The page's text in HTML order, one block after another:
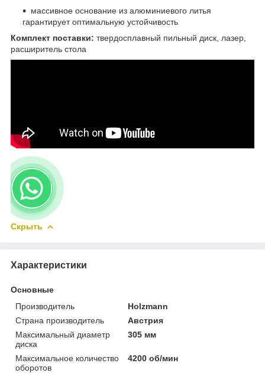
массивное основание из алюминиевого литья
гарантирует оптимальную устойчивость
Комплект поставки: твердосплавный пильный диск, лазер,
расширитель стола
Скрыть
Характеристики
Основные
Производитель
Holzmann
Страна производитель
Австрия
Максимальный диаметр
диска
305 мм
Максимальное количество
оборотов
4200 об/мин